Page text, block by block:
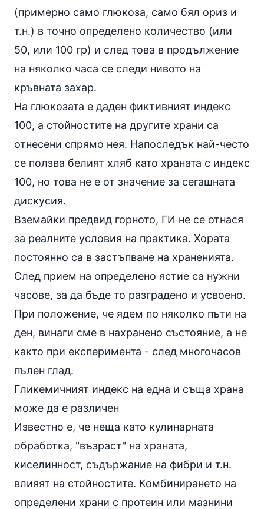
(примерно само глюкоза, само бял ориз и
т.н.) в точно определено количество (или
50, или 100 гр) и след това в продължение
на няколко часа се следи нивото на
кръвната захар.
На глюкозата е даден фиктивният индекс
100, а стойностите на другите храни са
отнесени спрямо нея. Напоследък най-често
се ползва белият хляб като храната с индекс
100, но това не е от значение за сегашната
дискусия.
Вземайки предвид горното, ГИ не се отнася
за реалните условия на практика. Хората
постоянно са в застъпване на храненията.
След прием на определено ястие са нужни
часове, за да бъде то разградено и усвоено.
При положение, че ядем по няколко пъти на
ден, винаги сме в нахранено състояние, а не
както при експеримента - след многочасов
пълен глад.
Гликемичният индекс на една и съща храна
може да е различен
Известно е, че неща като кулинарната
обработка, "възраст" на храната,
киселинност, съдържание на фибри и т.н.
влияят на стойностите. Комбинирането на
определени храни с протеин или мазнини